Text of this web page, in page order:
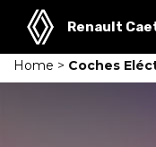
Renault
Home > Coches